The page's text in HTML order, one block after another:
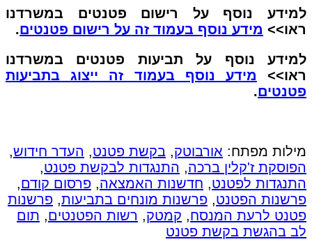
למידע נוסף על רישום פטנטים במשרדנו
ראו>> מידע נוסף בעמוד זה על רישום פטנטים.
למידע נוסף על תביעות פטנטים במשרדנו
ראו>> מידע נוסף בעמוד זה ייצוג בתביעות
פטנטים.
מילות מפתח: אורבוטק, בקשת פטנט, העדר חידוש,
הפוסקת ז'קלין ברכה, התנגדות לבקשת פטנט,
התנגדות לפטנט, חדשנות האמצאה, פרסום קודם,
פרשנות הפטנט, פרשנות מונחים בתביעות, פרשנות
פטנט לרעת המנסח, קמטק, רשות הפטנטים, תום
לב בהגשת בקשת פטנט